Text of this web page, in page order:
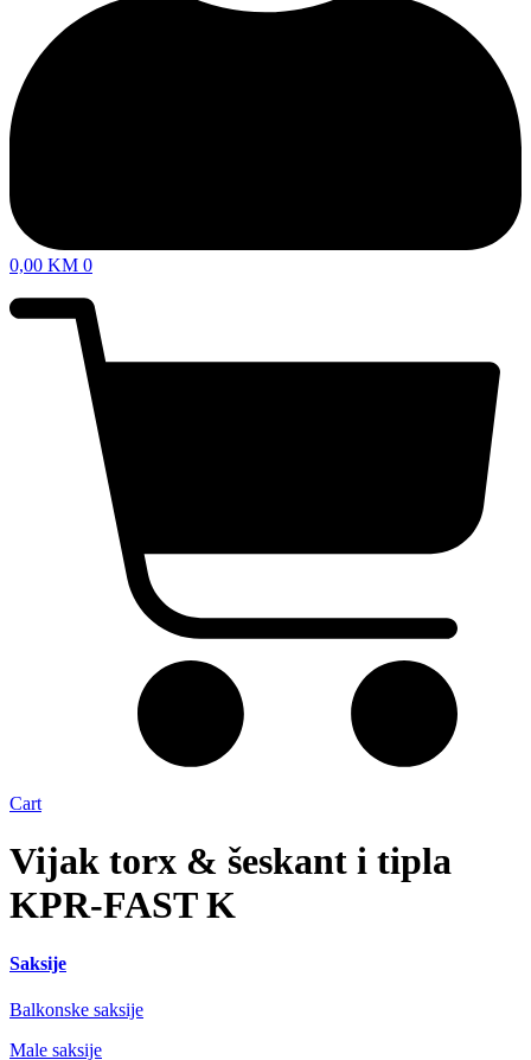
0,00 KM 0
Cart
Vijak torx & šeskant i tipla
KPR-FAST K
Saksije
Balkonske saksije
Male saksije